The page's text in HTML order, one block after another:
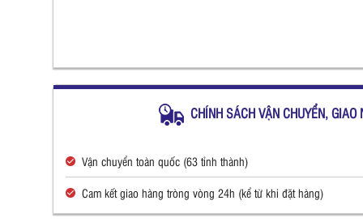
CHÍNH SÁCH VẬN CHUYỂN, GIAO
Vận chuyển toàn quốc (63 tỉnh thành)
Cam kết giao hàng tròng vòng 24h (kể từ khi đặt hàng)